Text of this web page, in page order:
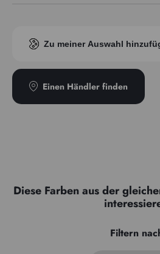
Zu meiner Auswahl
Einen Händler finden
Diese Farben aus der
Filtern